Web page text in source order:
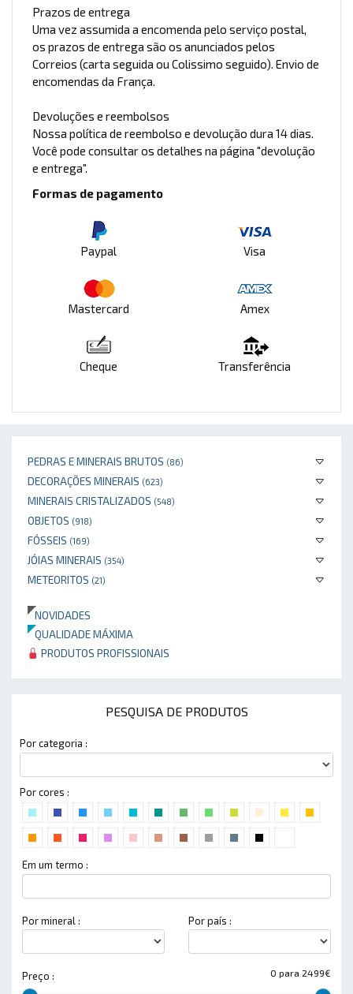
PEDRAS E MINERAIS BRUTOS (86)
DECORAÇÕES MINERAIS (623)
MINERAIS CRISTALIZADOS (548)
OBJETOS (918)
FÓSSEIS (169)
JÓIAS MINERAIS (354)
METEORITOS (21)
NOVIDADES
QUALIDADE MÁXIMA
PRODUTOS PROFISSIONAIS
PESQUISA DE PRODUTOS
Por categoria :
Por cores :
Em um termo :
Por mineral : Por país :
0 para 2499€
Preço :
Prazos de entrega
Uma vez assumida a encomenda pelo serviço postal,
os prazos de entrega são os anunciados pelos
Correios (carta seguida ou Colissimo seguido). Envio de
encomendas da França.
Devoluções e reembolsos
Nossa política de reembolso e devolução dura 14 dias.
Você pode consultar os detalhes na página "devolução
e entrega".
Formas de pagamento
Paypal Visa
Mastercard Amex
Cheque Transferência